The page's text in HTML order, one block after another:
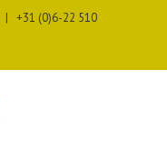
| +31 (0)6-22 510